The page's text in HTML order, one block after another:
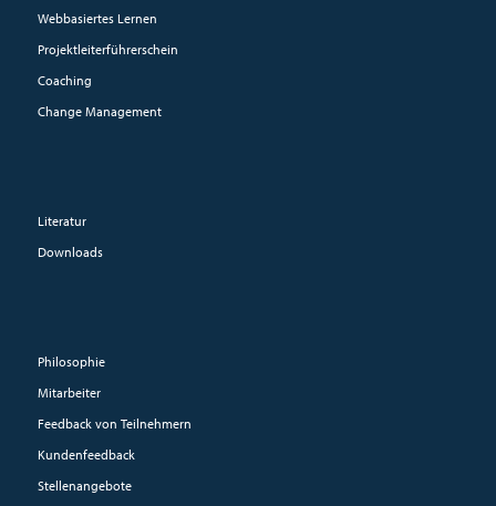
Webbasiertes Lernen
Projektleiterführerschein
Coaching
Change Management
Literatur
Downloads
Philosophie
Mitarbeiter
Feedback von Teilnehmern
Kundenfeedback
Stellenangebote